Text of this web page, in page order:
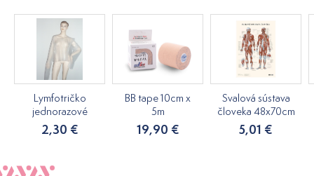
Lymfotričko
jednorazové
2,30 €
BB tape 10cm x
5m
19,90 €
Svalová sústava
človeka 48x70cm
5,01 €